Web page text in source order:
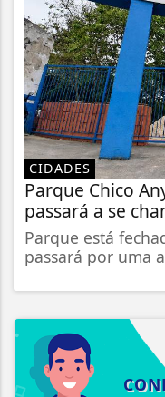
CIDADES
Parque Chico
passará a se
Parque está
passará por uma